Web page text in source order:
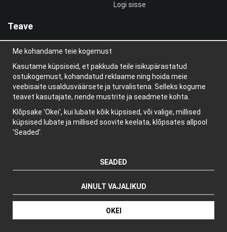
Logi sisse
Teave
Meist
uudiskiri
Teave küpsiste kohta
Blogi
Me kohandame teie kogemust
Kasutame küpsiseid, et pakkuda teile isikupärastatud
ostukogemust, kohandatud reklaame ning hoida meie
veebisaite usaldusväärsete ja turvalistena. Selleks kogume
teavet kasutajate, nende mustrite ja seadmete kohta.
Klõpsake 'Okei', kui lubate kõik küpsised, või valige, millised
küpsised lubate ja millised soovite keelata, klõpsates allpool
'Seaded'.
SEADED
AINULT VAJALIKUD
OKEI